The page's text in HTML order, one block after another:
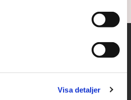
Visa detaljer